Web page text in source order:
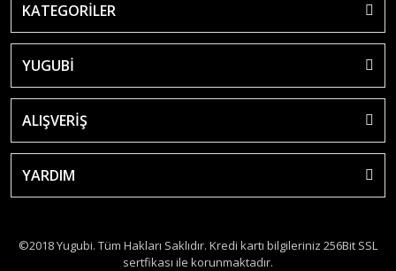
KATEGORİLER
YUGUBİ
ALIŞVERİŞ
YARDIM
©2018 Yugubi. Tüm Hakları Saklıdır. Kredi kartı bilgileriniz 256Bit SSL
sertfikası ile korunmaktadır.